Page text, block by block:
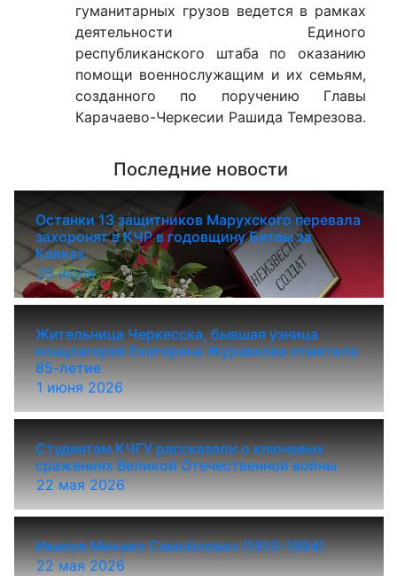
гуманитарных грузов ведется в рамках
деятельности Единого
республиканского штаба по оказанию
помощи военнослужащим и их семьям,
созданного по поручению Главы
Карачаево-Черкесии Рашида Темрезова.
Последние новости
29 июля
Останки 13 защитников Марухского перевала
захоронят в КЧР в годовщину Битвы за
Кавказ
1 июня 2026
Жительница Черкесска, бывшая узница
концлагерей Екатерина Журавкова отметила
85-летие
22 мая 2026
Студентам КЧГУ рассказали о ключевых
сражениях Великой Отечественной войны
22 мая 2026
Иванов Михаил Самойлович (1910-1994)